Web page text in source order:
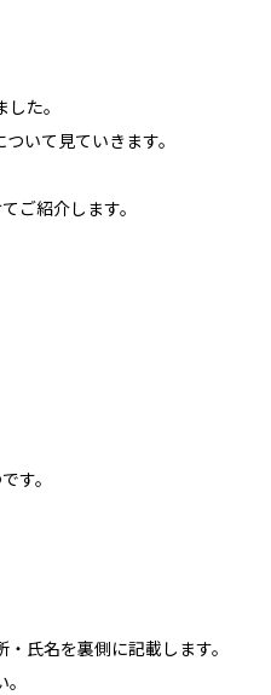
た。
いて見ていきます。
ご紹介します。
す。
氏名を裏側に記載します。